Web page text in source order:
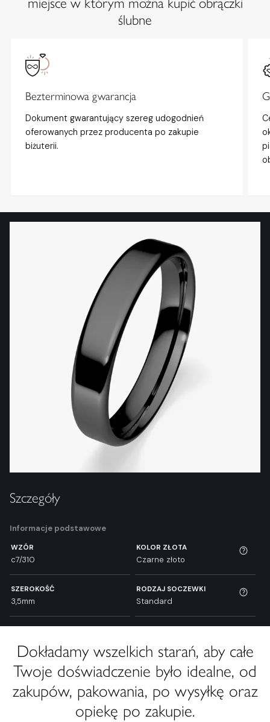
ślubne
Bezterminowa gwarancja
Dokument gwarantujący szereg udogodnień
oferowanych przez producenta po zakupie
biżuterii.
Szczegóły
Informacje podstawowe
WZÓR
c7/310
KOLOR ZŁOTA
Czarne złoto
SZEROKOŚĆ
3,5mm
RODZAJ SOCZEWKI
Standard
Dokładamy wszelkich starań, aby całe
Twoje doświadczenie było idealne, od
zakupów, pakowania, po wysyłkę oraz
opiekę po zakupie.